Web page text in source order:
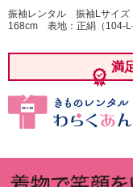
振袖レンタル 振袖Lサイ
168cm 表地：正絹（104-L-
満